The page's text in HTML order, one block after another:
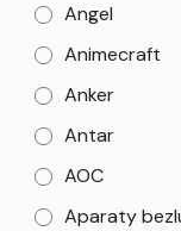
Angel
Animecraft
Anker
Antar
AOC
Aparaty